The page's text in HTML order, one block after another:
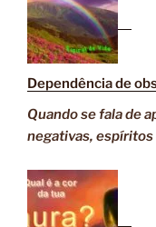
Dependência de
Quando se fala de
negativas,